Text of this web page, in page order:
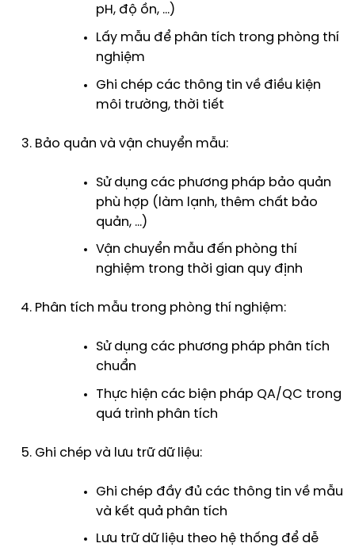
pH, độ ồn, …)
Lấy mẫu để phân tích trong phòng thí
nghiệm
Ghi chép các thông tin về điều kiện
môi trường, thời tiết
Bảo quản và vận chuyển mẫu:
Sử dụng các phương pháp bảo quản
phù hợp (làm lạnh, thêm chất bảo
quản, …)
Vận chuyển mẫu đến phòng thí
nghiệm trong thời gian quy định
Phân tích mẫu trong phòng thí nghiệm:
Sử dụng các phương pháp phân tích
chuẩn
Thực hiện các biện pháp QA/QC trong
quá trình phân tích
Ghi chép và lưu trữ dữ liệu:
Ghi chép đầy đủ các thông tin về mẫu
và kết quả phân tích
Lưu trữ dữ liệu theo hệ thống để dễ